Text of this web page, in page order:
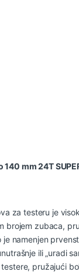
mm 24T
za testeru je
brojem zubaca,
namenjen
ili „uradi
pružajući